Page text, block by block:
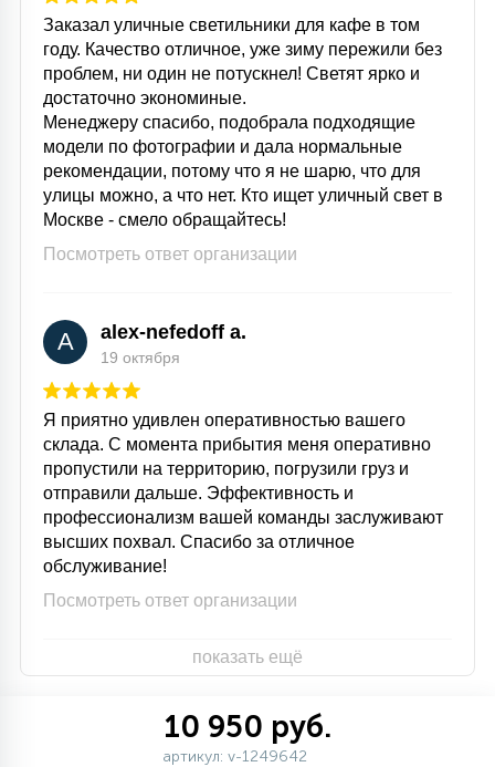
Заказал уличные светильники для кафе в том
году. Качество отличное, уже зиму пережили без
проблем, ни один не потускнел! Светят ярко и
достаточно экономиные.
Менеджеру спасибо, подобрала подходящие
модели по фотографии и дала нормальные
рекомендации, потому что я не шарю, что для
улицы можно, а что нет. Кто ищет уличный свет в
Москве - смело обращайтесь!
Посмотреть ответ организации
A alex-nefedoff a.
19 октября
Я приятно удивлен оперативностью вашего
склада. С момента прибытия меня оперативно
пропустили на территорию, погрузили груз и
отправили дальше. Эффективность и
профессионализм вашей команды заслуживают
высших похвал. Спасибо за отличное
обслуживание!
Посмотреть ответ организации
показать ещё
10 950 руб.
артикул: v-1249642